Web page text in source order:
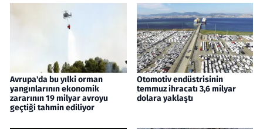
Avrupa'da bu yılki orman
yangınlarının ekonomik
zararının 19 milyar avroyu
geçtiği tahmin ediliyor
Otomotiv endüstrisinin
temmuz ihracatı 3,6 milyar
dolara yaklaştı